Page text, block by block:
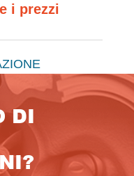
i prezzi
DI